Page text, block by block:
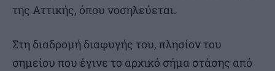
της Αττικής, όπου νοσηλεύεται.
Στη διαδρομή διαφυγής του, πλησίον του
σημείου που έγινε το αρχικό σήμα στάσης από